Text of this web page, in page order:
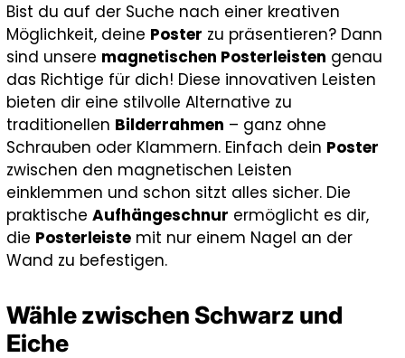
Bist du auf der Suche nach einer kreativen
Möglichkeit, deine Poster zu präsentieren? Dann
sind unsere magnetischen Posterleisten genau
das Richtige für dich! Diese innovativen Leisten
bieten dir eine stilvolle Alternative zu
traditionellen Bilderrahmen – ganz ohne
Schrauben oder Klammern. Einfach dein Poster
zwischen den magnetischen Leisten
einklemmen und schon sitzt alles sicher. Die
praktische Aufhängeschnur ermöglicht es dir,
die Posterleistemit nur einem Nagel an der
Wand zu befestigen.
Wähle zwischen Schwarz und
Eiche